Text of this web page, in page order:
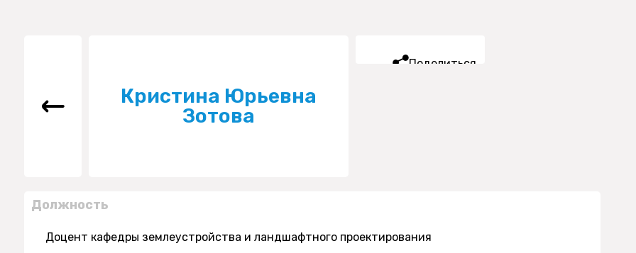
Кристина Юрьевна
Зотова
Поделиться
Должность
Доцент кафедры землеустройства и ландшафтного проектирования